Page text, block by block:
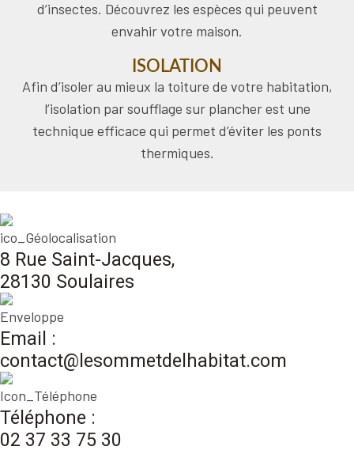
d’insectes. Découvrez les espèces qui peuvent
envahir votre maison.
ISOLATION
Afin d’isoler au mieux la toiture de votre habitation,
l’isolation par soufflage sur plancher est une
technique efficace qui permet d’éviter les ponts
thermiques.
8 Rue Saint-Jacques,
28130 Soulaires
Email :
contact@lesommetdelhabitat.com
Téléphone :
02 37 33 75 30